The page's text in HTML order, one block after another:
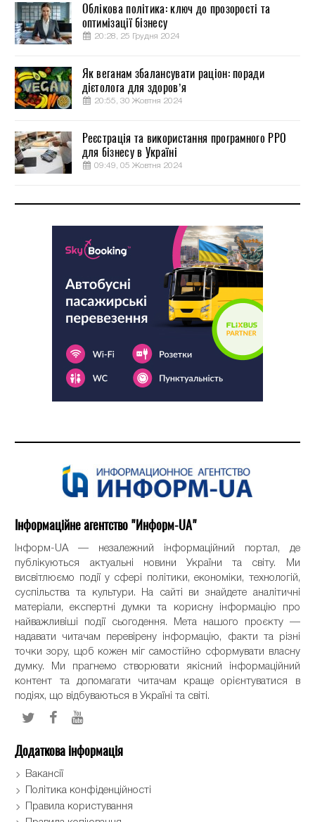
Облікова політика: ключ до прозорості та
оптимізації бізнесу
20:28, 25 Грудня 2024
Як веганам збалансувати раціон: поради
дієтолога для здоров’я
20:55, 30 Жовтня 2024
Реєстрація та використання програмного РРО
для бізнесу в Україні
09:49, 05 Жовтня 2024
Інформаційне агентство "Информ-UA"
Інформ-UA — незалежний інформаційний портал, де
публікуються актуальні новини України та світу. Ми
висвітлюємо події у сфері політики, економіки, технологій,
суспільства та культури. На сайті ви знайдете аналітичні
матеріали, експертні думки та корисну інформацію про
найважливіші події сьогодення. Мета нашого проєкту —
надавати читачам перевірену інформацію, факти та різні
точки зору, щоб кожен міг самостійно сформувати власну
думку. Ми прагнемо створювати якісний інформаційний
контент та допомагати читачам краще орієнтуватися в
подіях, що відбуваються в Україні та світі.
Додаткова інформація
Вакансії
Політика конфіденційності
Правила користування